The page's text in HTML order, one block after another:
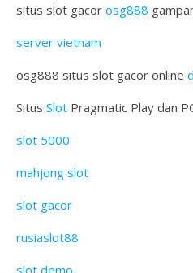
situs slot gacor osg888
server vietnam
osg888 situs slot gacor online
Situs Slot Pragmatic Play dan
slot 5000
mahjong slot
slot gacor
rusiaslot88
slot demo